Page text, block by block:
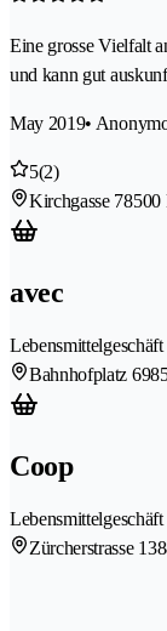
Eine grosse Vielfalt
und kann gut
May 2019•
5(2)
Kirchgasse 78500
avec
Lebensmittelgeschäft
Bahnhofplatz 69
Coop
Lebensmittelgeschäft
Zürcherstrasse 138